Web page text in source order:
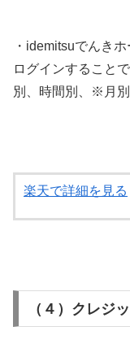
・idemitsuでんき
ログインすること
別、時間別、※月別
楽天で詳細を見る
（４）クレジ